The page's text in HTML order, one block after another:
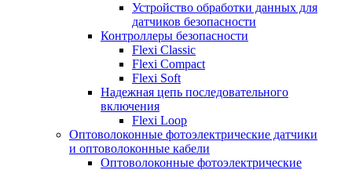
Устройство обработки данных для
датчиков безопасности
Контроллеры безопасности
Flexi Classic
Flexi Compact
Flexi Soft
Надежная цепь последовательного
включения
Flexi Loop
Оптоволоконные фотоэлектрические датчики
и оптоволоконные кабели
Оптоволоконные фотоэлектрические